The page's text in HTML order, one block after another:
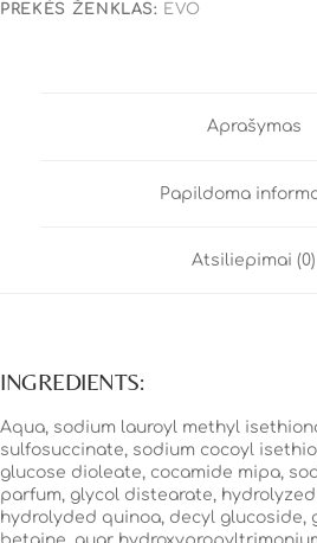
PREKĖS ŽENKLAS: EVO
Aprašymas
Papildoma
Atsiliepimai (0)
INGREDIENTS:
Aqua, sodium lauroyl methyl
sulfosuccinate, sodium cocoyl
glucose dioleate, cocamide mipa,
parfum, glycol distearate,
hydrolyded quinoa, decyl glucoside,